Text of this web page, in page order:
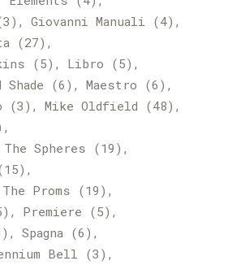
Giovanni Manuali
(4)
(27)
(5) Libro (5)
(6) Maestro (6)
(3) Mike Oldfield (48)
Spheres (19)
Proms (19)
Premiere (5)
Spagna (6)
Bell
(3)